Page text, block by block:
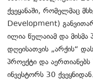
ქვეყანაში, რომელმაც
Development)
ილია წულაიამ და მისმა
დღეისათვის „არქის“
პროექტი და
ინვესტორს 30